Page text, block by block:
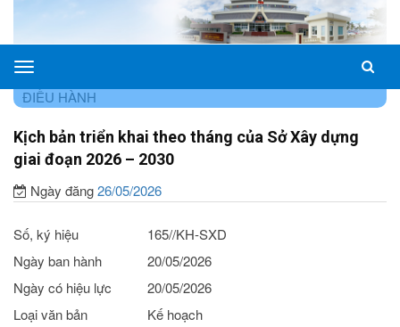
Sở
Xây
tỉnh
Đắk
Lắk
TRANG CHỦ
VĂN BẢN CHỈ ĐẠO
ĐIỀU HÀNH
Kịch bản triển khai theo tháng của Sở Xây dựng
giai đoạn 2026 – 2030
Ngày đăng26/05/2026
Số, ký hiệu
165//KH-SXD
Ngày ban hành
20/05/2026
Ngày có hiệu lực
20/05/2026
Loại văn bản
Kế hoạch